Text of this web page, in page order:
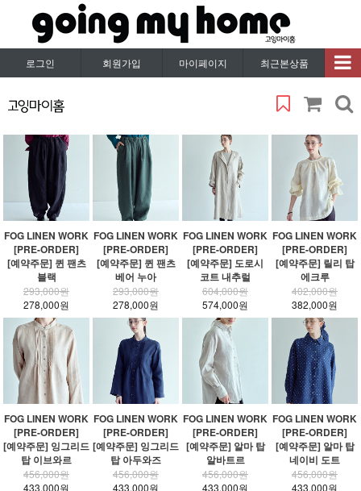
로그인 회원가입 마이페이지 최근본상품
FOG LINEN WORK
[PRE-ORDER]
[예약주문] 퀸 팬츠
블랙
293,000원
278,000원
FOG LINEN WORK
[PRE-ORDER]
[예약주문] 퀸 팬츠
베어 누아
293,000원
278,000원
FOG LINEN WORK
[PRE-ORDER]
[예약주문] 도로시
코트 내추럴
604,000원
574,000원
FOG LINEN WORK
[PRE-ORDER]
[예약주문] 릴리 탑
에크루
402,000원
382,000원
FOG LINEN WORK
[PRE-ORDER]
[예약주문] 잉그리드
탑 이브와르
456,000원
433,000원
FOG LINEN WORK
[PRE-ORDER]
[예약주문] 잉그리드
탑 아두와즈
456,000원
433,000원
FOG LINEN WORK
[PRE-ORDER]
[예약주문] 알마 탑
알바트르
456,000원
433,000원
FOG LINEN WORK
[PRE-ORDER]
[예약주문] 알마 탑
네이비 도트
456,000원
433,000원